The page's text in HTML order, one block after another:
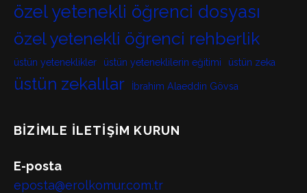
özel yetenekli öğrenci dosyası
özel yetenekli öğrenci rehberlik
üstün yeteneklikler üstün yeteneklilerin eğitimi üstün zeka
üstün zekalılar İbrahim Alaeddin Gövsa
BIZIMLE İLETIŞIM KURUN
E-posta
eposta@erolkomur.com.tr